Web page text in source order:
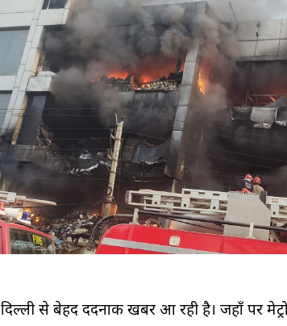
दिल्ली से बेहद दर्दनाक खबर आ रही है। जहाँ पर